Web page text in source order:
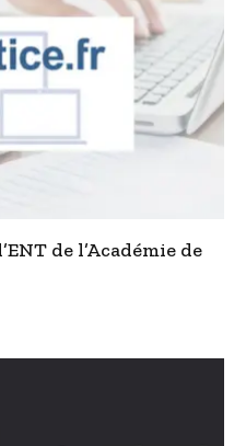
de l’Académie de